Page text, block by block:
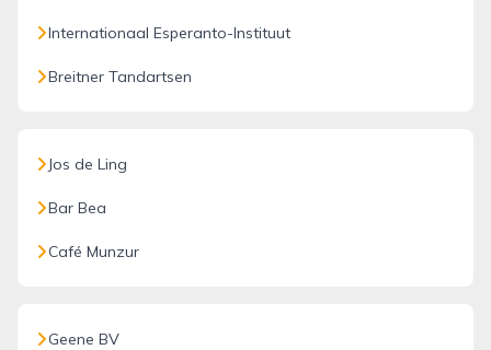
Internationaal Esperanto-Instituut
Breitner Tandartsen
Jos de Ling
Bar Bea
Café Munzur
Geene BV